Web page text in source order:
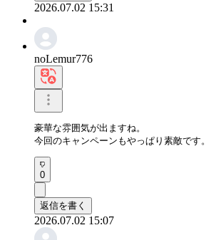
2026.07.02 15:31
noLemur776
豪華な雰囲気が出ますね。
今回のキャンペーンもやっぱり素敵です。
0
返信を書く
2026.07.02 15:07